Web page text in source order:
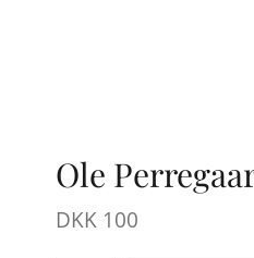
Ole
DKK 100